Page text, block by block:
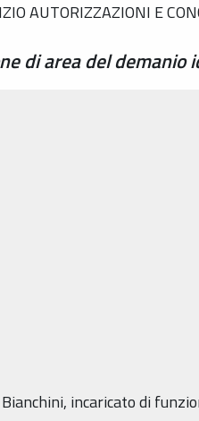
AUTORIZZAZIONI E
di area del
incaricato di